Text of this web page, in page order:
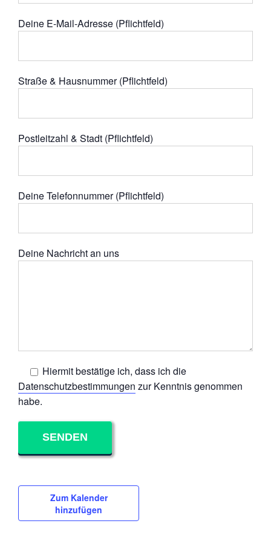
Deine E-Mail-Adresse (Pflichtfeld)
Straße & Hausnummer (Pflichtfeld)
Postleitzahl & Stadt (Pflichtfeld)
Deine Telefonnummer (Pflichtfeld)
Deine Nachricht an uns
Hiermit bestätige ich, dass ich die
Datenschutzbestimmungen zur Kenntnis genommen
habe.
Zum Kalender
hinzufügen